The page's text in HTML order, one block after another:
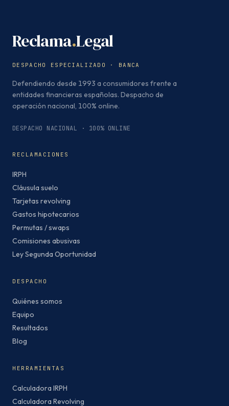
Reclama.Legal
DESPACHO ESPECIALIZADO · BANCA
Defendiendo desde 1993 a consumidores frente a
entidades financieras españolas. Despacho de
operación nacional, 100% online.
DESPACHO NACIONAL · 100% ONLINE
RECLAMACIONES
IRPH
Cláusula suelo
Tarjetas revolving
Gastos hipotecarios
Permutas / swaps
Comisiones abusivas
Ley Segunda Oportunidad
DESPACHO
Quiénes somos
Equipo
Resultados
Blog
HERRAMIENTAS
Calculadora IRPH
Calculadora Revolving